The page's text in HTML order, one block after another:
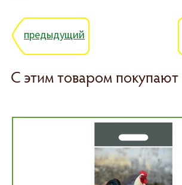
предыдущий
С этим товаром покупают